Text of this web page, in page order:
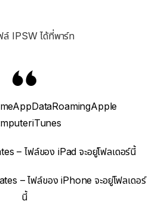
ล์ IPSW ได้ที่พาร์ท
– ไฟล์ของ iPad จะอยู่โฟลเดอร์นี้
– ไฟล์ของ iPhone จะอยู่โฟลเดอร์
นี้